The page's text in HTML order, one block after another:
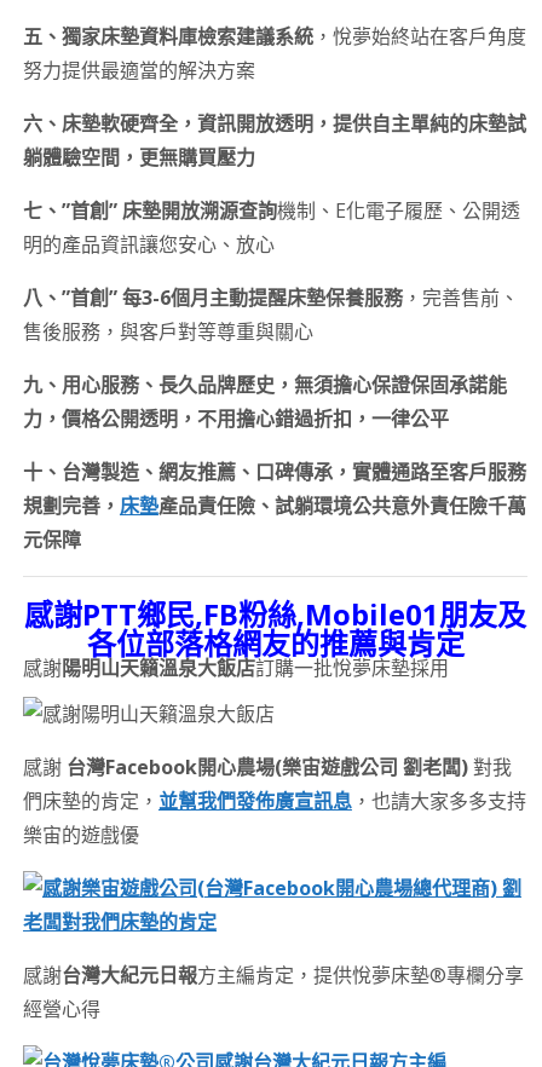
五、獨家床墊資料庫檢索建議系統，悅夢始終站在客戶角度
努力提供最適當的解決方案
六、床墊軟硬齊全，資訊開放透明，提供自主單純的床墊試
躺體驗空間，更無購買壓力
七、”首創” 床墊開放溯源查詢機制、E化電子履歷、公開透
明的產品資訊讓您安心、放心
八、”首創” 每3-6個月主動提醒床墊保養服務，完善售前、
售後服務，與客戶對等尊重與關心
九、用心服務、長久品牌歷史，無須擔心保證保固承諾能
力，價格公開透明，不用擔心錯過折扣，一律公平
十、台灣製造、網友推薦、口碑傳承，實體通路至客戶服務
規劃完善， 床墊產品責任險、試躺環境公共意外責任險千萬
元保障
感謝PTT鄉民,FB粉絲,Mobile01朋友及
各位部落格網友的推薦與肯定
感謝陽明山天籟溫泉大飯店訂購一批悅夢床墊採用
感謝 台灣Facebook開心農場(樂宙遊戲公司 劉老闆)對我
們床墊的肯定， 並幫我們發佈廣宣訊息，也請大家多多支持
樂宙的遊戲優
感謝台灣大紀元日報方主編肯定，提供悅夢床墊®專欄分享
經營心得